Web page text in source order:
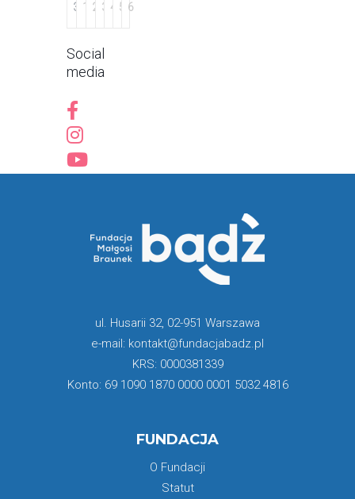
311 2 3 4 5 6
Social
media
ul. Husarii 32, 02-951 Warszawa
e-mail: kontakt@fundacjabadz.pl
KRS: 0000381339
Konto: 69 1090 1870 0000 0001 5032 4816
FUNDACJA
O Fundacji
Statut